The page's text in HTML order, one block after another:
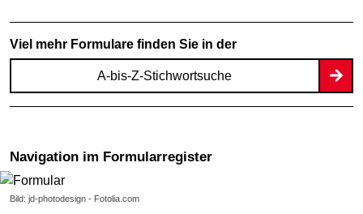
Viel mehr Formulare finden Sie in der
A-bis-Z-Stichwortsuche
Navigation im Formularregister
Bild: jd-photodesign - Fotolia.com